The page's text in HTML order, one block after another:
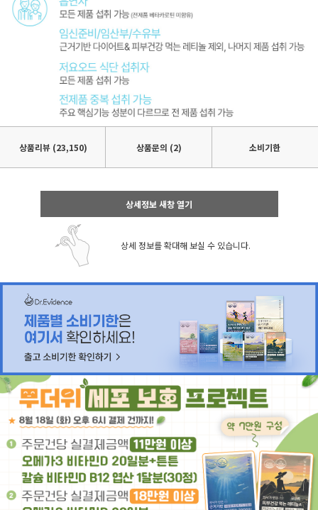
상품리뷰 (23,150) 상품문의 (2) 소비기한
상세정보 새창 열기
상세 정보를 확대해 보실 수 있습니다.